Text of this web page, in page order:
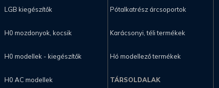
LGB kiegészítők
H0 mozdonyok, kocsik
H0 modellek - kiegészítők
H0 AC modellek
Pótalkatrész árcsoportok
Karácsonyi, téli termékek
Hó modellező termékek
TÁRSOLDALAK